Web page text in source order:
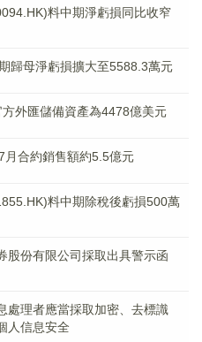
料中期淨虧損同比收窄
歸母淨虧損擴大至5588.3萬元
外匯儲備資產為4478億美元
合約銷售額約5.5億元
料中期除稅後虧損500萬
股份有限公司採取出具警示函
處理者應當採取加密、去標識
人信息安全